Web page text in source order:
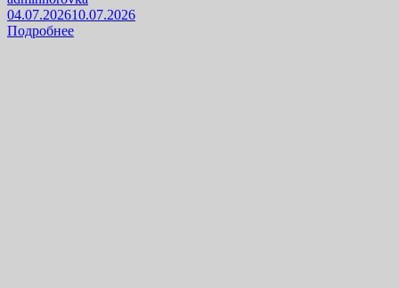
04.07.202610.07.2026
Подробнее